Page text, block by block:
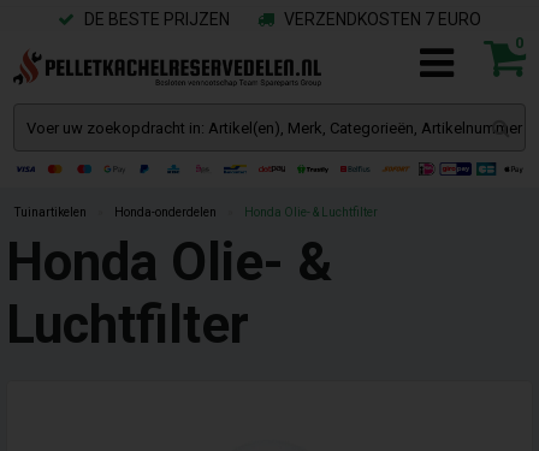
DE BESTE PRIJZEN VERZENDKOSTEN 7 EURO
0
Tuinartikelen Honda-onderdelen Honda Olie- & Luchtfilter
Honda Olie- &
Luchtfilter